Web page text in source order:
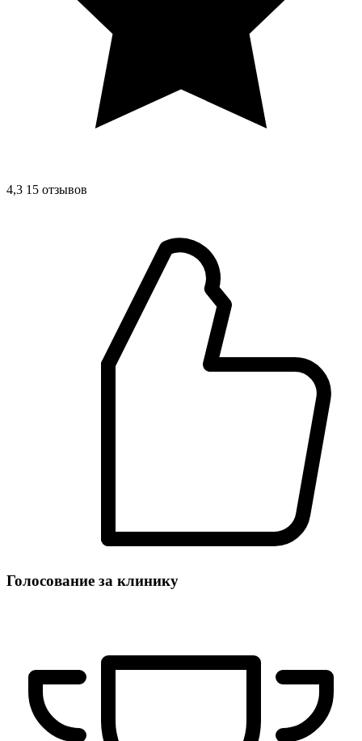
4,3 15 отзывов
Голосование за клинику